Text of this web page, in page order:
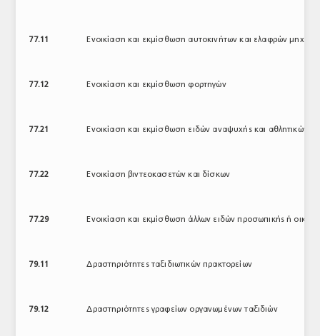
77.11 Ενοικίαση και εκμίσθωση αυτοκινήτων και ελαφρών
77.12 Ενοικίαση και εκμίσθωση φορτηγών
77.21 Ενοικίαση και εκμίσθωση ειδών αναψυχής και αθλητικών
77.22 Ενοικίαση βιντεοκασετών και δίσκων
77.29 Ενοικίαση και εκμίσθωση άλλων ειδών προσωπικής ή
79.11 Δραστηριότητες ταξιδιωτικών πρακτορείων
79.12 Δραστηριότητες γραφείων οργανωμένων ταξιδιών